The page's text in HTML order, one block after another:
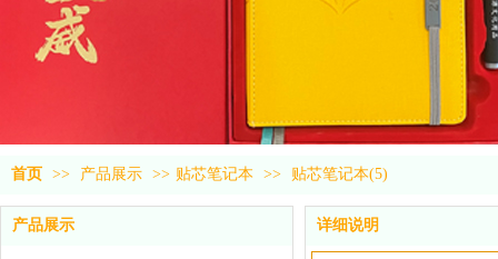
首页 >> 产品展示 >> 贴芯笔记本 >> 贴芯笔记本(5)
产品展示 详细说明